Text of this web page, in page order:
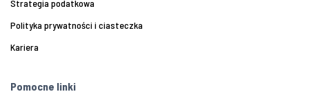
Strategia podatkowa
Polityka prywatności i ciasteczka
Kariera
Pomocne linki